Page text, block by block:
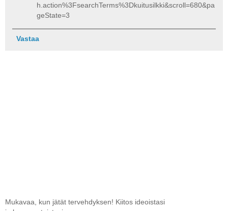
h.action%3FsearchTerms%3Dkuitusilkki&scroll=680&pa
geState=3
Vastaa
Mukavaa, kun jätät tervehdyksen! Kiitos ideoistasi